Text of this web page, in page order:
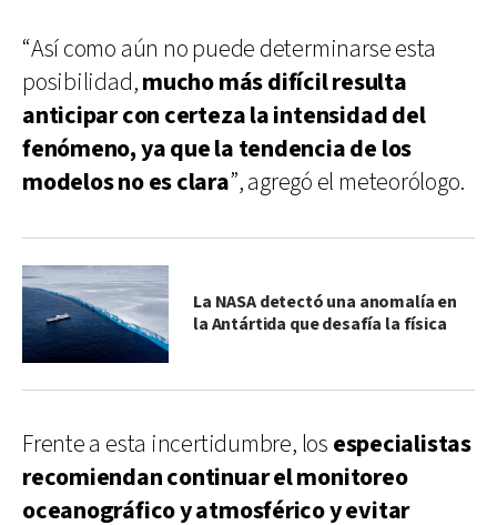
“Así como aún no puede determinarse esta
posibilidad,mucho más difícil resulta
anticipar con certeza la intensidad del
fenómeno, ya que la tendencia de los
modelos no es clara”, agregó el meteorólogo.
La NASA detectó una anomalía en
la Antártida que desafía la física
Frente a esta incertidumbre, los especialistas
recomiendan continuar el monitoreo
oceanográfico y atmosférico y evitar